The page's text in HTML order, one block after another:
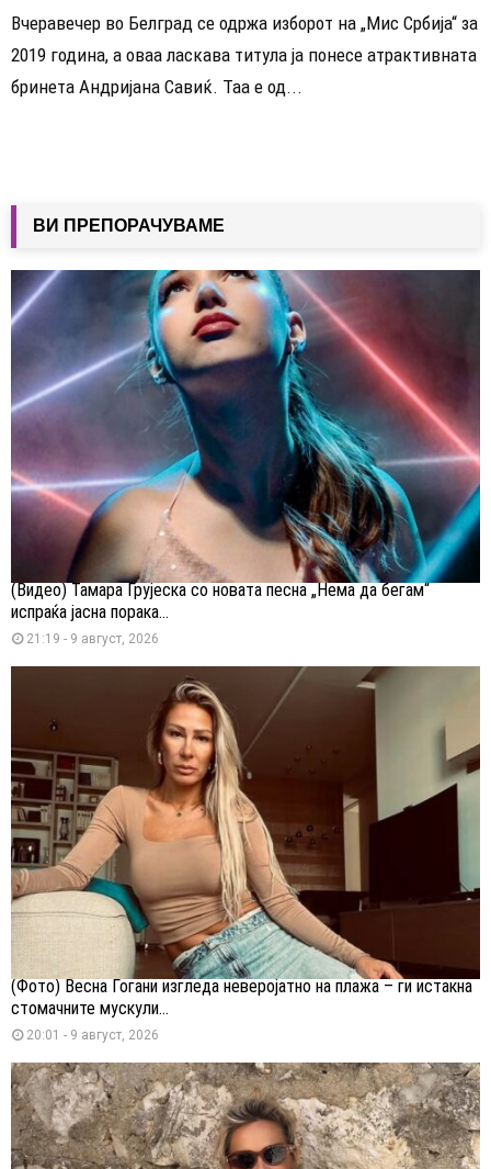
Вчеравечер во Белград се одржа изборот на „Мис Србија“ за
2019 година, а оваа ласкава титула ја понесе атрактивната
бринета Андријана Савиќ. Таа е од...
ВИ ПРЕПОРАЧУВАМЕ
(Видео) Тамара Грујеска со новата песна „Нема да бегам“
испраќа јасна порака...
21:19 - 9 август, 2026
(Фото) Весна Ѓогани изгледа неверојатно на плажа – ги истакна
стомачните мускули...
20:01 - 9 август, 2026